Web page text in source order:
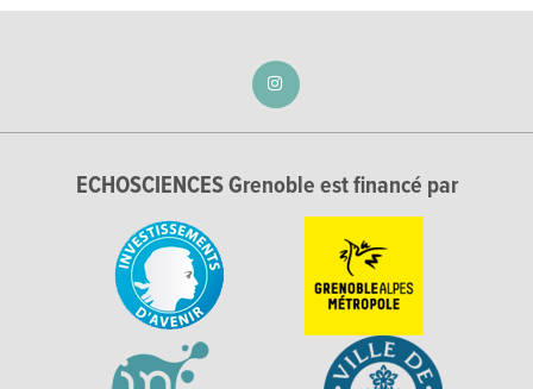
ECHOSCIENCES Grenoble est financé par